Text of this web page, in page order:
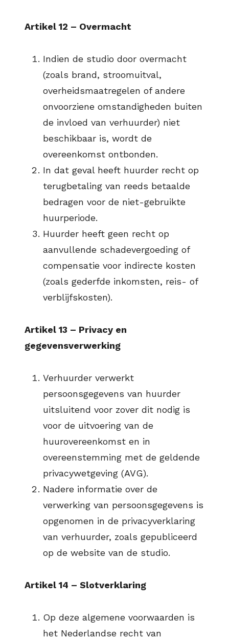
Artikel 12 – Overmacht
Indien de studio door overmacht
(zoals brand, stroomuitval,
overheidsmaatregelen of andere
onvoorziene omstandigheden buiten
de invloed van verhuurder) niet
beschikbaar is, wordt de
overeenkomst ontbonden.
In dat geval heeft huurder recht op
terugbetaling van reeds betaalde
bedragen voor de niet-gebruikte
huurperiode.
Huurder heeft geen recht op
aanvullende schadevergoeding of
compensatie voor indirecte kosten
(zoals gederfde inkomsten, reis- of
verblijfskosten).
Artikel 13 – Privacy en
gegevensverwerking
Verhuurder verwerkt
persoonsgegevens van huurder
uitsluitend voor zover dit nodig is
voor de uitvoering van de
huurovereenkomst en in
overeenstemming met de geldende
privacywetgeving (AVG).
Nadere informatie over de
verwerking van persoonsgegevens is
opgenomen in de privacyverklaring
van verhuurder, zoals gepubliceerd
op de website van de studio.
Artikel 14 – Slotverklaring
Op deze algemene voorwaarden is
het Nederlandse recht van